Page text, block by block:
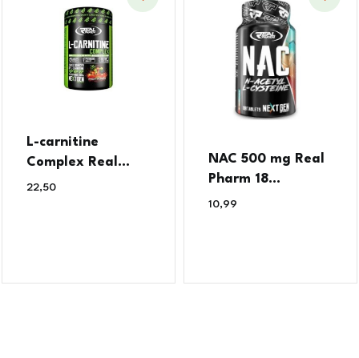
L-carnitine
Complex Real...
22,50
NAC 500 mg Real
Pharm 18...
10,99